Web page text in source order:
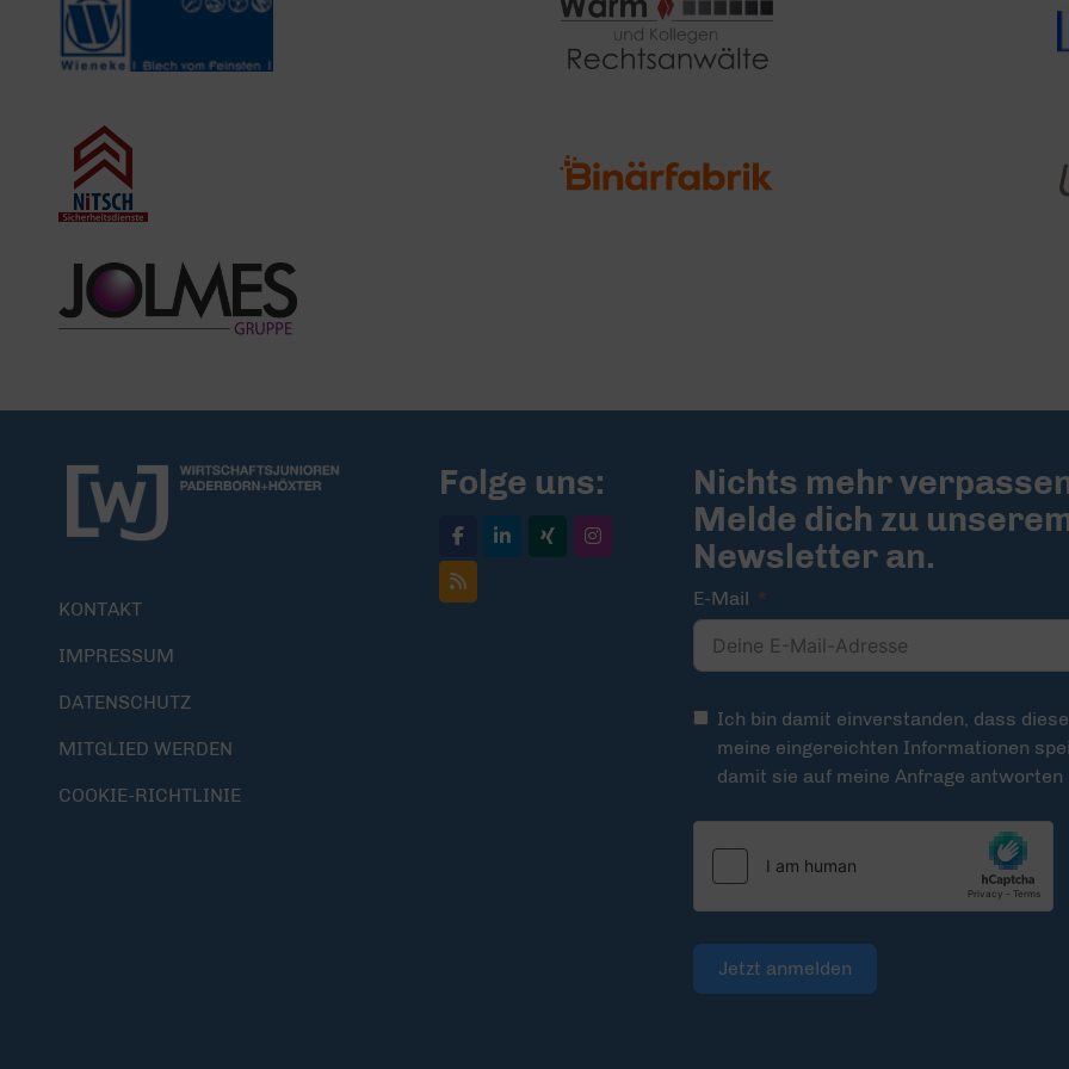
KONTAKT
IMPRESSUM
DATENSCHUTZ
MITGLIED WERDEN
COOKIE-RICHTLINIE
Folge uns:
Nichts mehr
Melde dich zu
Newsletter an.
E-Mail
Ich bin damit einverstanden, dass
meine eingereichten Informationen
damit sie auf meine Anfrage antworten
Jetzt anmelden